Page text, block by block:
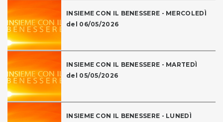
INSIEME CON IL BENESSERE - MERCOLEDÌ
del 06/05/2026
INSIEME CON IL BENESSERE - MARTEDÌ
del 05/05/2026
INSIEME CON IL BENESSERE - LUNEDÌ